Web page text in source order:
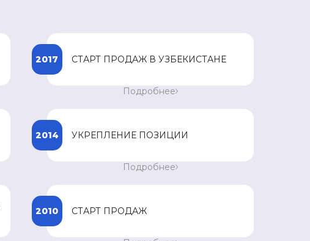
СТАРТ ПРОДАЖ В УЗБЕКИСТАНЕ
2017
Старт продаж препаратов компании SPEY в
США.
Подробнее
УКРЕПЛЕНИЕ ПОЗИЦИИ
2014
Укрепление позиции в восточной Европе.
Подробнее
СТАРТ ПРОДАЖ
2010